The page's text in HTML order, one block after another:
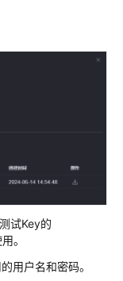
试Key的
。
用户名和密码。